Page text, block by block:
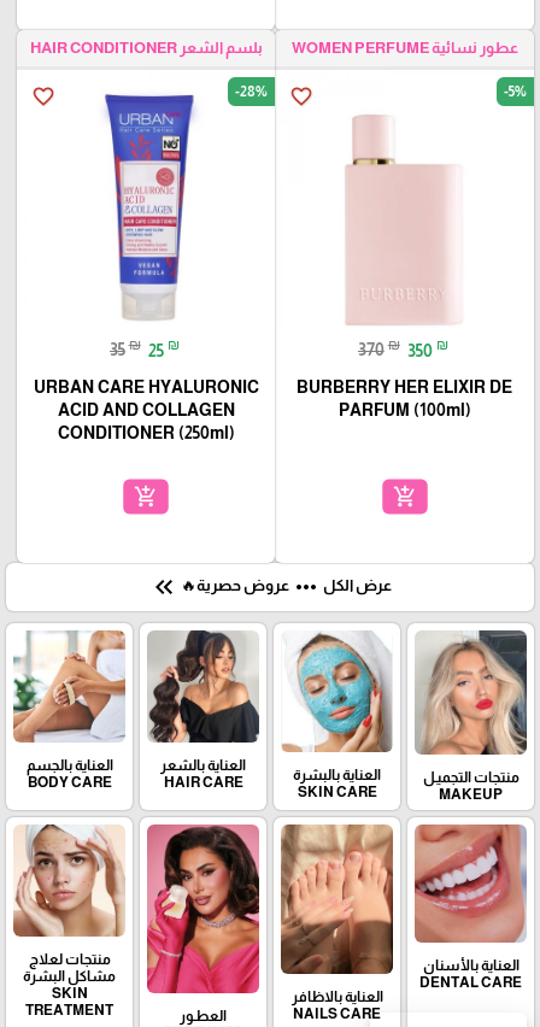
عطور نسائية WOMEN PERFUME
favorite_border -5%
370 ₪ 350 ₪
BURBERRY HER ELIXIR DE
PARFUM (100ml)
add_shopping_cart
بلسم الشعر HAIR CONDITIONER
favorite_border -28%
35 ₪ 25 ₪
URBAN CARE HYALURONIC
ACID AND COLLAGEN
CONDITIONER (250ml)
add_shopping_cart
عرض الكل more_horiz عروض حصرية🔥 keyboard_double_arrow_left
منتجات التجميـل
MAKEUP
العناية بالبشرة
SKIN CARE
العناية بالشعر
HAIR CARE
العناية بالجسم
BODY CARE
العناية بالأسنان
DENTAL CARE
العناية بالاظافر
NAILS CARE
العطـور
منتجات لعلاج
مشاكل البشرة
SKIN
TREATMENT